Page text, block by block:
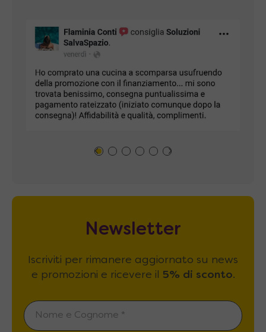
Newsletter
Iscriviti per rimanere aggiornato su news
e promozioni e ricevere il 5% di sconto.